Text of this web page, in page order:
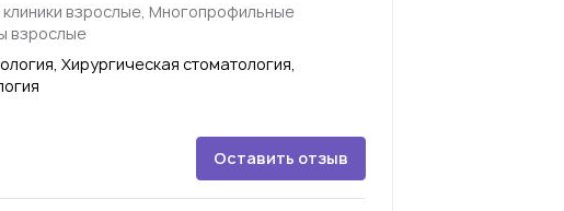
взрослые, Многопрофильные
взрослые
Хирургическая стоматология,
Оставить отзыв